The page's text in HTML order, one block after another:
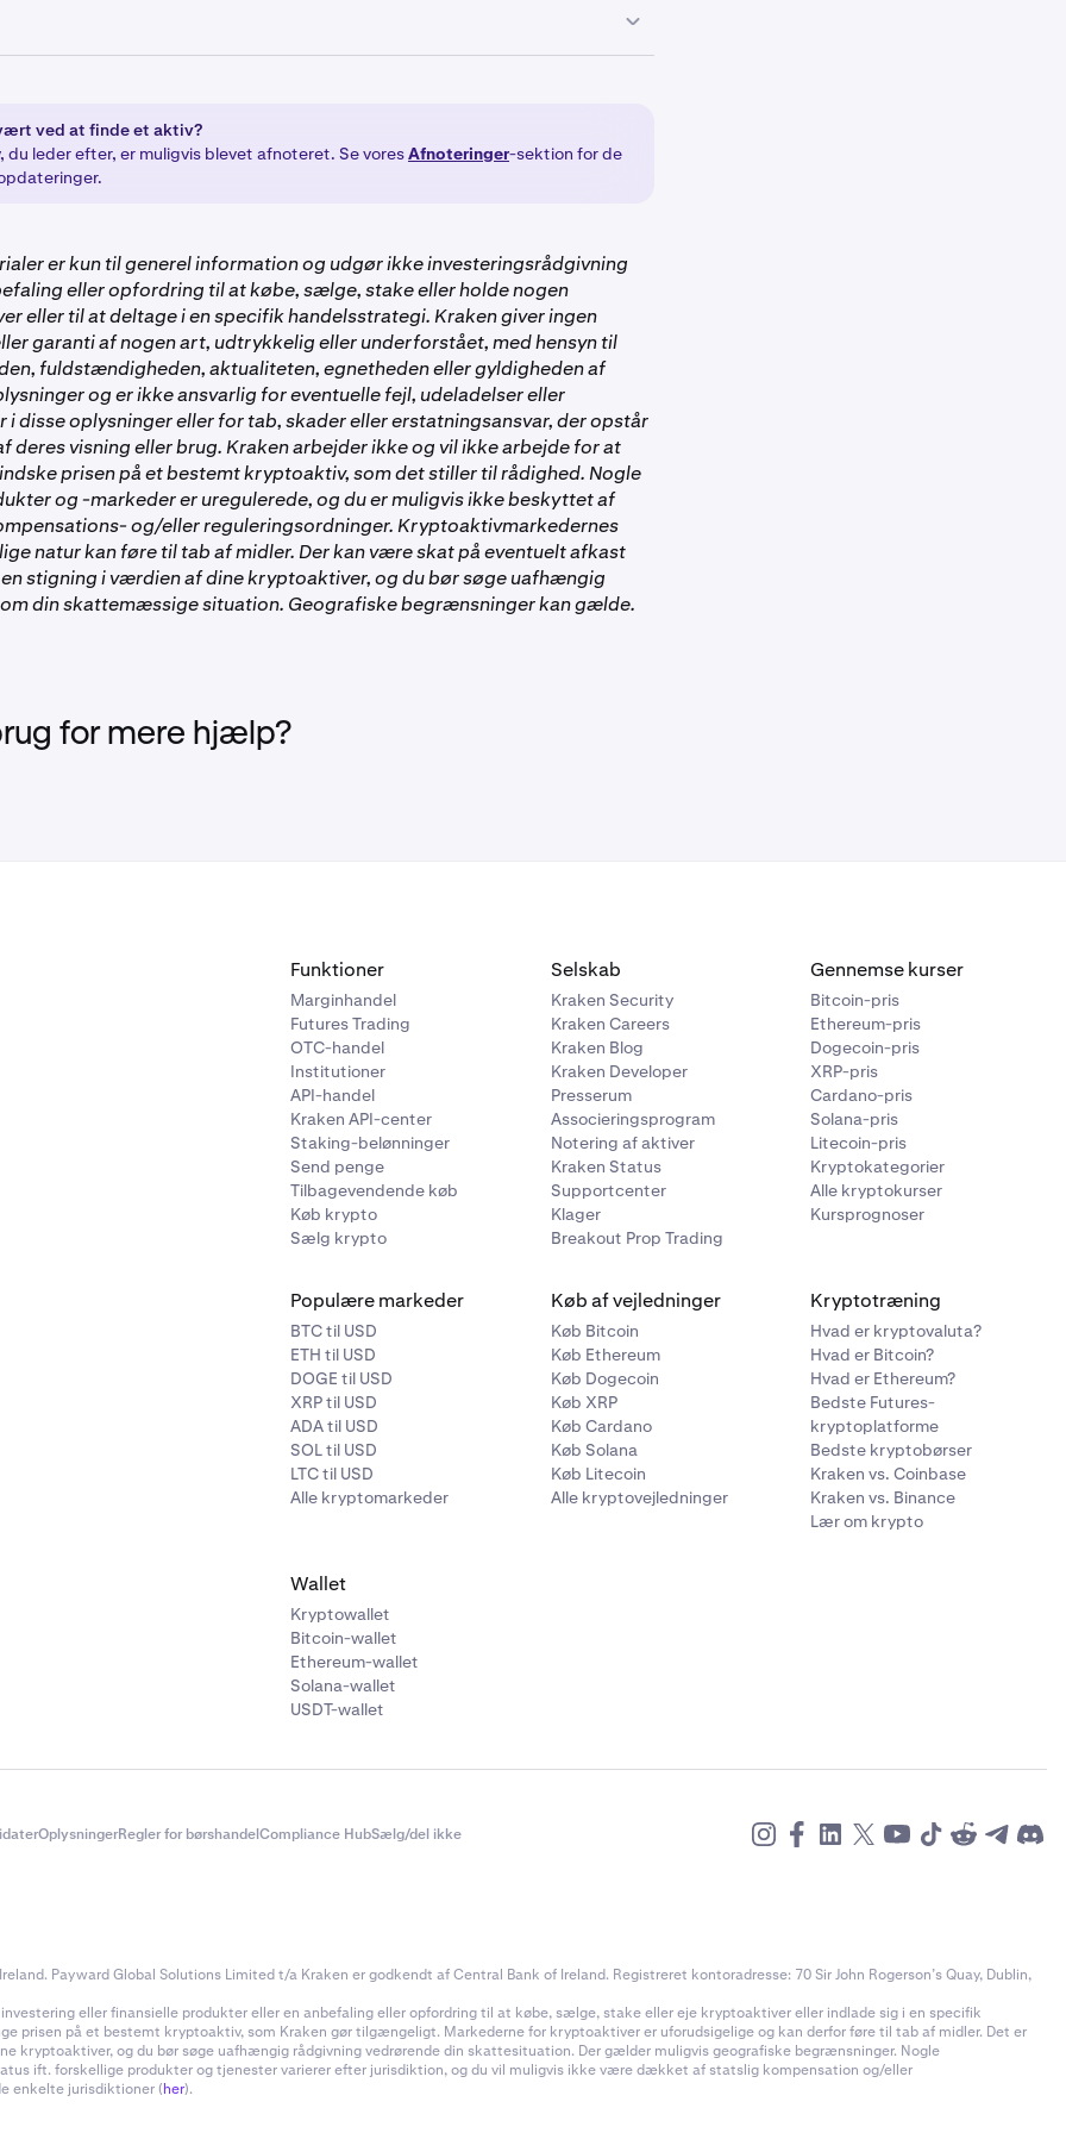
havde FTM på tidspunktet for afnoteringen, blev automatisk inkluderet i
S. Vi distribuerede S til brugere senest kl. 14:00 UTC den 9. maj til en fast
1 S.
ved at finde et aktiv?
du leder efter, er muligvis blevet afnoteret. Se voresAfnoteringer-sektion for de
er kun til generel information og udgør ikke investeringsrådgivning
eller opfordring til at købe, sælge, stake eller holde nogen
eller til at deltage i en specifik handelsstrategi. Kraken giver ingen
garanti af nogen art, udtrykkelig eller underforstået, med hensyn til
fuldstændigheden, aktualiteten, egnetheden eller gyldigheden af
og er ikke ansvarlig for eventuelle fejl, udeladelser eller
i disse oplysninger eller for tab, skader eller erstatningsansvar, der opstår
deres visning eller brug. Kraken arbejder ikke og vil ikke arbejde for at
prisen på et bestemt kryptoaktiv, som det stiller til rådighed. Nogle
og -markeder er uregulerede, og du er muligvis ikke beskyttet af
og/eller reguleringsordninger. Kryptoaktivmarkedernes
natur kan føre til tab af midler. Der kan være skat på eventuelt afkast
stigning i værdien af dine kryptoaktiver, og du bør søge uafhængig
din skattemæssige situation. Geografiske begrænsninger kan gælde.
for mere hjælp?
Funktioner
Marginhandel
Futures Trading
OTC-handel
Institutioner
API-handel
Kraken API-center
Staking-belønninger
Send penge
Tilbagevendende køb
Køb krypto
Sælg krypto
Selskab
Kraken Security
Kraken Careers
Kraken Blog
Kraken Developer
Presserum
Associeringsprogram
Notering af aktiver
Kraken Status
Supportcenter
Klager
Breakout Prop Trading
Gennemse kurser
Bitcoin-pris
Ethereum-pris
Dogecoin-pris
XRP-pris
Cardano-pris
Solana-pris
Litecoin-pris
Kryptokategorier
Alle kryptokurser
Kursprognoser
Populære markeder
BTC til USD
ETH til USD
DOGE til USD
XRP til USD
ADA til USD
SOL til USD
LTC til USD
Alle kryptomarkeder
Køb af vejledninger
Køb Bitcoin
Køb Ethereum
Køb Dogecoin
Køb XRP
Køb Cardano
Køb Solana
Køb Litecoin
Alle kryptovejledninger
Kryptotræning
Hvad er kryptovaluta?
Hvad er Bitcoin?
Hvad er Ethereum?
Bedste Futures-
kryptoplatforme
Bedste kryptobørser
Kraken vs. Coinbase
Kraken vs. Binance
Lær om krypto
Wallet
Kryptowallet
Bitcoin-wallet
Ethereum-wallet
Solana-wallet
USDT-wallet
OplysningerRegler for børshandelCompliance HubSælg/del ikke
Payward Global Solutions Limited t/a Kraken er godkendt af Central Bank of Ireland. Registreret kontoradresse: 70 Sir John Rogerson’s Quay, Dublin,
eller finansielle produkter eller en anbefaling eller opfordring til at købe, sælge, stake eller eje kryptoaktiver eller indlade sig i en specifik
prisen på et bestemt kryptoaktiv, som Kraken gør tilgængeligt. Markederne for kryptoaktiver er uforudsigelige og kan derfor føre til tab af midler. Det er
kryptoaktiver, og du bør søge uafhængig rådgivning vedrørende din skattesituation. Der gælder muligvis geografiske begrænsninger. Nogle
ift. forskellige produkter og tjenester varierer efter jurisdiktion, og du vil muligvis ikke være dækket af statslig kompensation og/eller
enkelte jurisdiktioner (her).